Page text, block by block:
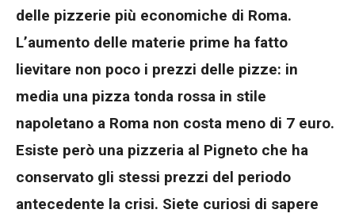
delle pizzerie più economiche di Roma.
L’aumento delle materie prime ha fatto
lievitare non poco i prezzi delle pizze: in
media una pizza tonda rossa in stile
napoletano a Roma non costa meno di 7 euro.
Esiste però una pizzeria al Pigneto che ha
conservato gli stessi prezzi del periodo
antecedente la crisi. Siete curiosi di sapere